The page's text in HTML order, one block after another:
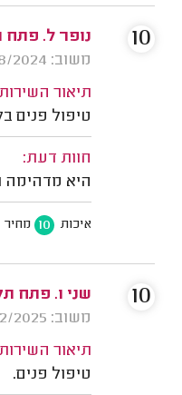
נופר ל. פתח
משוב: 31/08/2024
תיאור
טיפול פנים
חוות דעת:
היא מדהימה
איכות 10 מחיר
10
שני ו. פתח
משוב: 27/02/2025
תיאור
טיפול פנים.
10